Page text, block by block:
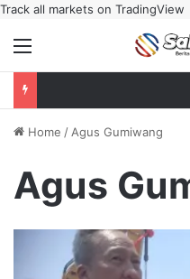
Track all markets on TradingView
Menu
Home /Agus Gumiwang
Agus